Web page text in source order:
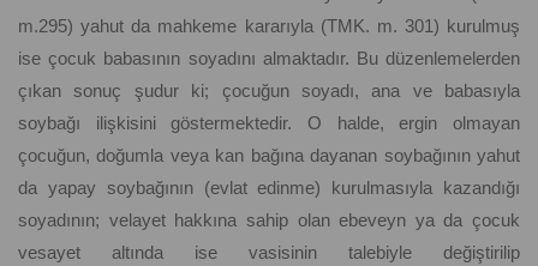
m.295) yahut da mahkeme kararıyla (TMK. m. 301) kurulmuş
ise çocuk babasının soyadını almaktadır. Bu düzenlemelerden
çıkan sonuç şudur ki; çocuğun soyadı, ana ve babasıyla
soybağı ilişkisini göstermektedir. O halde, ergin olmayan
çocuğun, doğumla veya kan bağına dayanan soybağının yahut
da yapay soybağının (evlat edinme) kurulmasıyla kazandığı
soyadının; velayet hakkına sahip olan ebeveyn ya da çocuk
vesayet altında ise vasisinin talebiyle değiştirilip